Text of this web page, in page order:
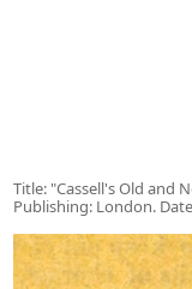
Title: "Cassell's Old and
Publishing: London.